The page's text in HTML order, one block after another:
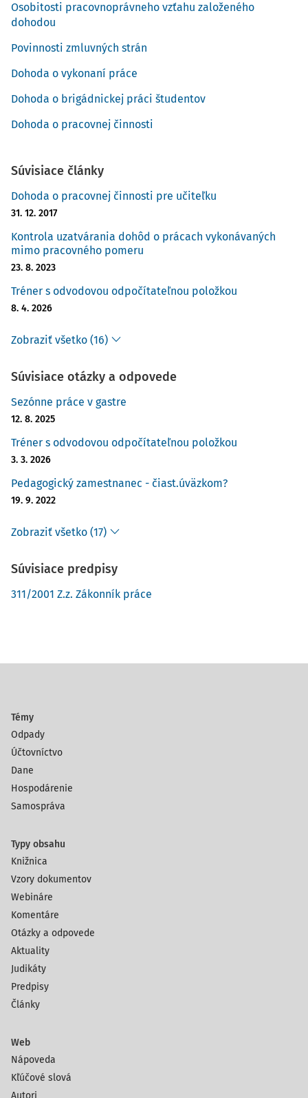
Osobitosti pracovnoprávneho vzťahu založeného
dohodou
Povinnosti zmluvných strán
Dohoda o vykonaní práce
Dohoda o brigádnickej práci študentov
Dohoda o pracovnej činnosti
Súvisiace články
Dohoda o pracovnej činnosti pre učiteľku
31. 12. 2017
Kontrola uzatvárania dohôd o prácach vykonávaných
mimo pracovného pomeru
23. 8. 2023
Tréner s odvodovou odpočítateľnou položkou
8. 4. 2026
Zobraziť všetko (16)
Súvisiace otázky a odpovede
Sezónne práce v gastre
12. 8. 2025
Tréner s odvodovou odpočítateľnou položkou
3. 3. 2026
Pedagogický zamestnanec - čiast.úväzkom?
19. 9. 2022
Zobraziť všetko (17)
Súvisiace predpisy
311/2001 Z.z. Zákonník práce
Témy
Odpady
Účtovníctvo
Dane
Hospodárenie
Samospráva
Typy obsahu
Knižnica
Vzory dokumentov
Webináre
Komentáre
Otázky a odpovede
Aktuality
Judikáty
Predpisy
Články
Web
Nápoveda
Kľúčové slová
Autori